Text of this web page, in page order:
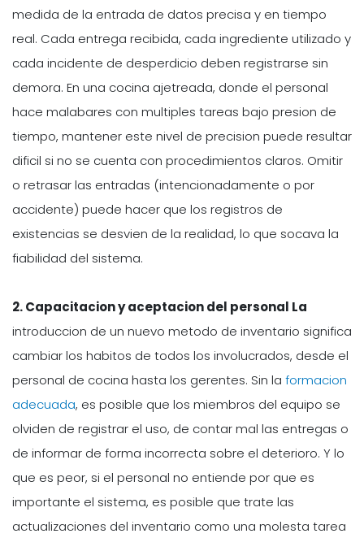
medida de la entrada de datos precisa y en tiempo
real. Cada entrega recibida, cada ingrediente utilizado y
cada incidente de desperdicio deben registrarse sin
demora. En una cocina ajetreada, donde el personal
hace malabares con multiples tareas bajo presion de
tiempo, mantener este nivel de precision puede resultar
dificil si no se cuenta con procedimientos claros. Omitir
o retrasar las entradas (intencionadamente o por
accidente) puede hacer que los registros de
existencias se desvien de la realidad, lo que socava la
fiabilidad del sistema.
2. Capacitacion y aceptacion del personal La
introduccion de un nuevo metodo de inventario significa
cambiar los habitos de todos los involucrados, desde el
personal de cocina hasta los gerentes. Sin la formacion
adecuada, es posible que los miembros del equipo se
olviden de registrar el uso, de contar mal las entregas o
de informar de forma incorrecta sobre el deterioro. Y lo
que es peor, si el personal no entiende por que es
importante el sistema, es posible que trate las
actualizaciones del inventario como una molesta tarea